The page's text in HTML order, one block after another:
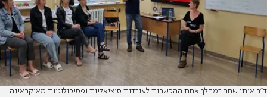
ד"ר איתן שחר במהלך אחת ההכשרות לעובדות סוציאליות ופסיכולוגיות מאוקראינה